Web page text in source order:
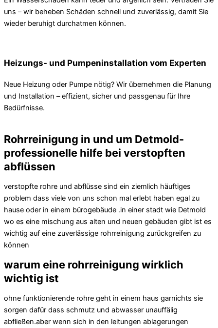
uns – wir beheben Schäden schnell und zuverlässig, damit Sie
wieder beruhigt durchatmen können.
Heizungs- und Pumpeninstallation vom Experten
Neue Heizung oder Pumpe nötig? Wir übernehmen die Planung
und Installation – effizient, sicher und passgenau für Ihre
Bedürfnisse.
Rohrreinigung in und um Detmold-
professionelle hilfe bei verstopften
abflüssen
verstopfte rohre und abflüsse sind ein ziemlich häuftiges
problem dass viele von uns schon mal erlebt haben egal zu
hause oder in einem bürogebäude .in einer stadt wie Detmold
wo es eine mischung aus alten und neuen gebäuden gibt ist es
wichtig auf eine zuverlässige rohrreinigung zurückgreifen zu
können
warum eine rohrreinigung wirklich
wichtig ist
ohne funktionierende rohre geht in einem haus garnichts sie
sorgen dafür dass schmutz und abwasser unauffälig
abfließen.aber wenn sich in den leitungen ablagerungen